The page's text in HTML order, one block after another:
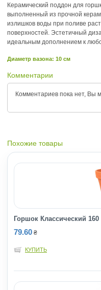
Керамический поддон для
выполненный из прочной
излишков воды при поливе
поверхностей. Эстетичный
идеальным дополнением к
Диаметр вазона: 10 см
Комментарии
Комментариев пока нет, Вы
Похожие товары
Горшок Классический
79.60 ₴
КУПИТЬ